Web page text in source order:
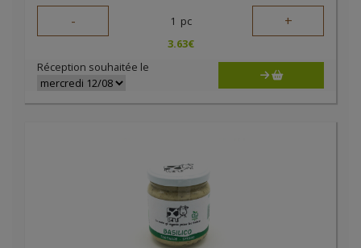
- 1 pc +
3.63€
Réception souhaitée le